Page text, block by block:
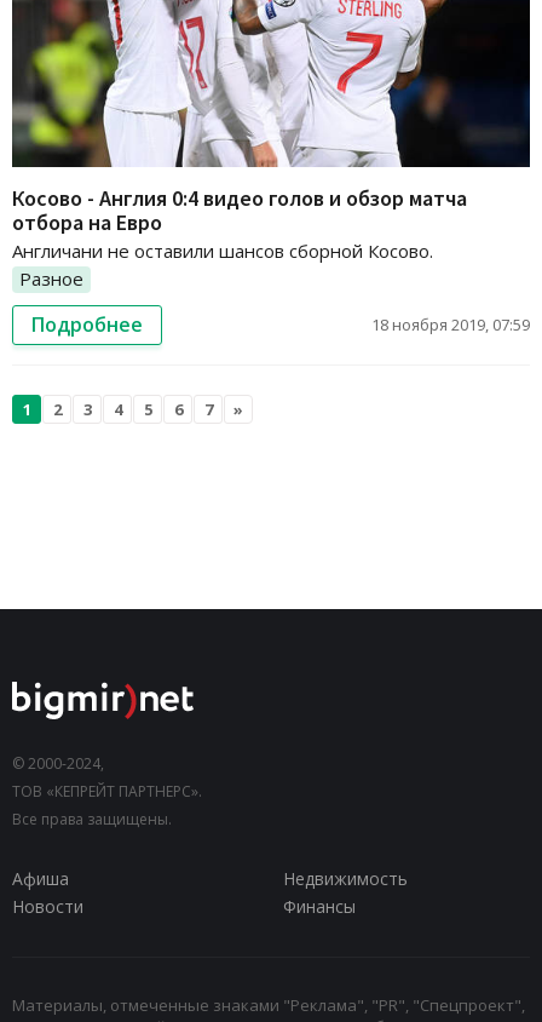
Косово - Англия 0:4 видео голов и обзор матча
отбора на Евро
Англичани не оставили шансов сборной Косово.
Разное
Подробнее 18 ноября 2019, 07:59
1 2 3 4 5 6 7 »
© 2000-2024,
ТОВ «КЕПРЕЙТ ПАРТНЕРС».
Все права защищены.
Афиша
Недвижимость
Новости
Финансы
Материалы, отмеченные знаками "Реклама", "PR", "Спецпроект",